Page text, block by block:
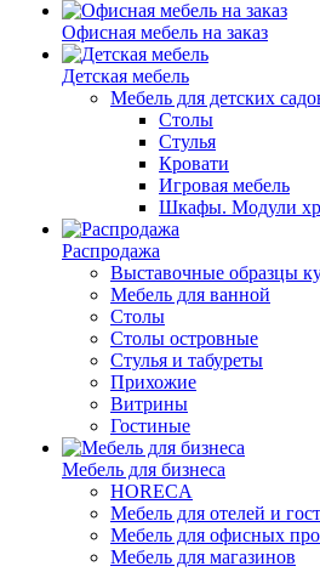
Офисная мебель на заказ
Детская мебель
Мебель для детских
Столы
Стулья
Кровати
Игровая мебель
Шкафы. Модули
Распродажа
Выставочные образцы
Мебель для ванной
Столы
Столы островные
Стулья и табуреты
Прихожие
Витрины
Гостиные
Мебель для бизнеса
HORECA
Мебель для отелей и
Мебель для офисных
Мебель для магазинов